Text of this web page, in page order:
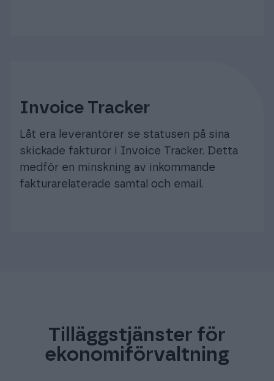
Invoice Tracker
Låt era leverantörer se statusen på sina
skickade fakturor i Invoice Tracker. Detta
medför en minskning av inkommande
fakturarelaterade samtal och email.
Tilläggstjänster för
ekonomiförvaltning